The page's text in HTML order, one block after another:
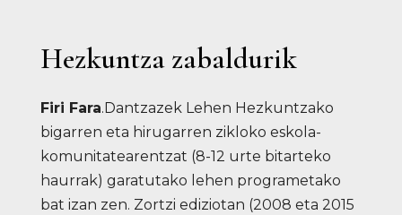
Hezkuntza zabaldurik
Firi Fara.Dantzazek Lehen Hezkuntzako
bigarren eta hirugarren zikloko eskola-
komunitatearentzat (8-12 urte bitarteko
haurrak) garatutako lehen programetako
bat izan zen. Zortzi ediziotan (2008 eta 2015